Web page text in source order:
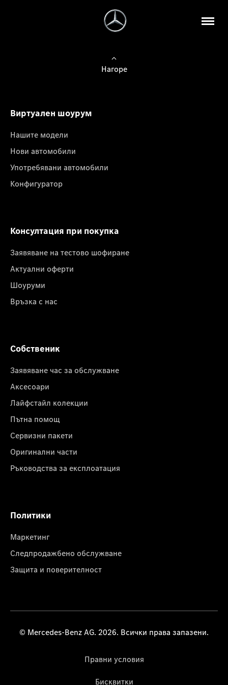
Нагоре
Виртуален шоурум
Нашите модели
Нови автомобили
Употребявани автомобили
Конфигуратор
Консултация при покупка
Заявяване на тестово шофиране
Актуални оферти
Шоуруми
Връзка с нас
Собственик
Заявяване час за обслужване
Аксесоари
Лайфстайл колекции
Пътна помощ
Сервизни пакети
Оригинални части
Ръководства за експлоатация
Политики
Маркетинг
Следпродажбено обслужване
Защита и поверителност
© Mercedes-Benz AG. 2026. Всички права запазени.
Правни условия
Бисквитки